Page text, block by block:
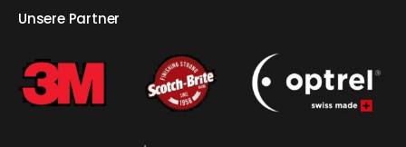
Unsere Partner